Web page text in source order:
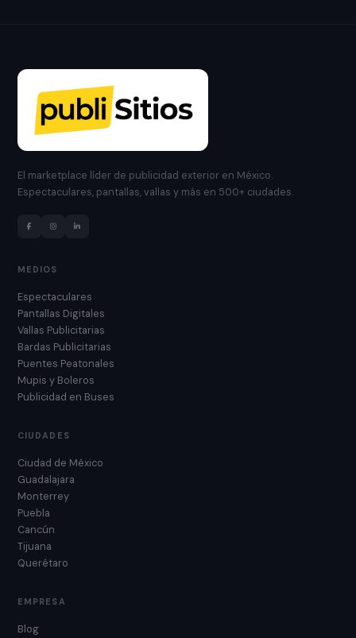
El marketplace líder de publicidad exterior en México.
Espectaculares, pantallas, vallas y más en 500+ ciudades.
MEDIOS
Espectaculares
Pantallas Digitales
Vallas Publicitarias
Bardas Publicitarias
Puentes Peatonales
Mupis y Boleros
Publicidad en Buses
CIUDADES
Ciudad de México
Guadalajara
Monterrey
Puebla
Cancún
Tijuana
Querétaro
EMPRESA
Blog